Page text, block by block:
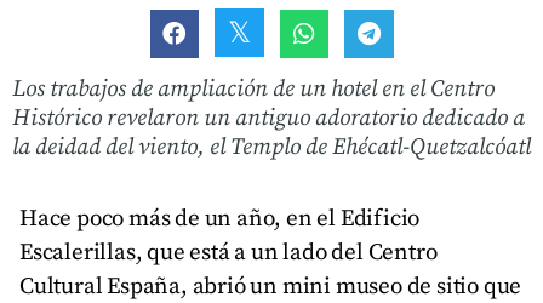
Los trabajos de ampliación de un hotel en el Centro
Histórico revelaron un antiguo adoratorio dedicado a
la deidad del viento, el Templo de Ehécatl-Quetzalcóatl
Hace poco más de un año, en el Edificio
Escalerillas, que está a un lado del Centro
Cultural España, abrió un mini museo de sitio que